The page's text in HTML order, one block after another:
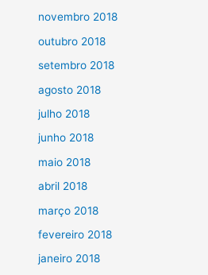
novembro 2018
outubro 2018
setembro 2018
agosto 2018
julho 2018
junho 2018
maio 2018
abril 2018
março 2018
fevereiro 2018
janeiro 2018